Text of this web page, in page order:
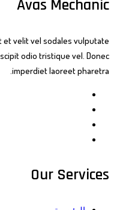
Avas Mechanic
et velit vel sodales vulputate
odio tristique vel. Donec
imperdiet laoreet pharetra.
Our Services